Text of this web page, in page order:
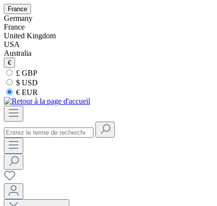
France
Germany
France
United Kingdom
USA
Australia
€
£ GBP
$ USD
€ EUR